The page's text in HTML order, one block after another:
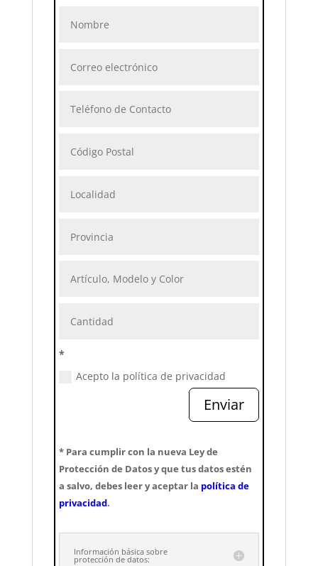
*
Acepto la política de privacidad
Enviar
* Para cumplir con la nueva Ley de
Protección de Datos y que tus datos estén
a salvo, debes leer y aceptar la política de
privacidad.
Información básica sobre
protección de datos: